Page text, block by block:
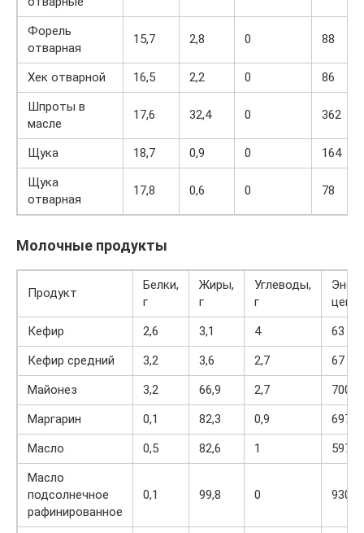
Форель
отварная
15,7 2,8 0 88
Хек отварной 16,5 2,2 0
86
Шпроты в
масле
17,6 32,4 0 362
Щука 18,7 0,9 0
164
Щука
отварная
17,8 0,6 0 78
Молочные продукты
Продукт
Белки,
г
Жиры,
г
Углеводы,
г
Кефир
2,6 3,1 4
63
Кефир средний
3,2 3,6 2,7
67
Майонез
3,2 66,9 2,7
700
Маргарин
0,1 82,3 0,9
697
Масло
0,5 82,6 1
597
Масло
подсолнечное
рафинированное
0,1 99,8 0 930